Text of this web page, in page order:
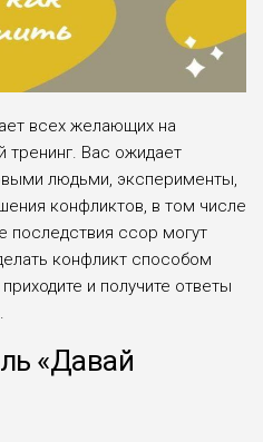
всех желающих на
тренинг. Вас ожидает
людьми, эксперименты,
конфликтов, в том числе
последствия ссор могут
конфликт способом
и получите ответы
«Давай